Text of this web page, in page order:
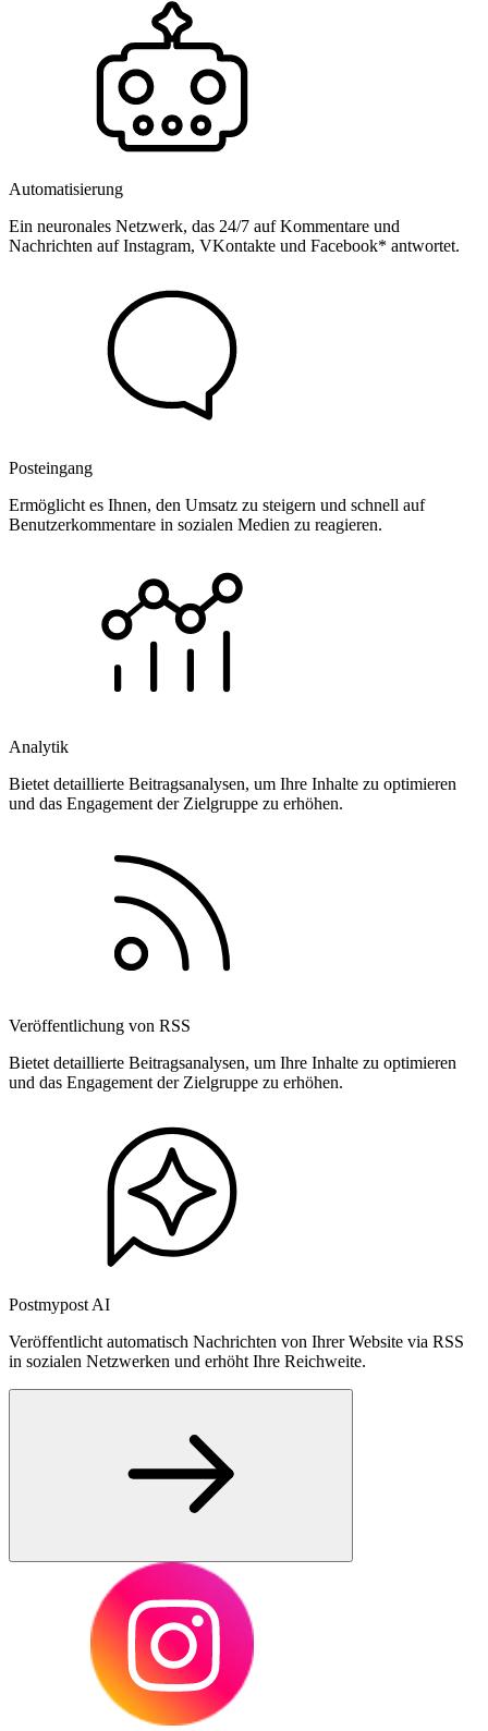
Automatisierung
Ein neuronales Netzwerk, das 24/7 auf Kommentare und
Nachrichten auf Instagram, VKontakte und Facebook* antwortet.
Posteingang
Ermöglicht es Ihnen, den Umsatz zu steigern und schnell auf
Benutzerkommentare in sozialen Medien zu reagieren.
Analytik
Bietet detaillierte Beitragsanalysen, um Ihre Inhalte zu optimieren
und das Engagement der Zielgruppe zu erhöhen.
Veröffentlichung von RSS
Bietet detaillierte Beitragsanalysen, um Ihre Inhalte zu optimieren
und das Engagement der Zielgruppe zu erhöhen.
Postmypost AI
Veröffentlicht automatisch Nachrichten von Ihrer Website via RSS
in sozialen Netzwerken und erhöht Ihre Reichweite.